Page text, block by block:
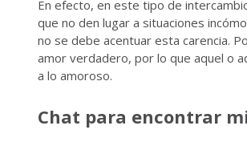
En efecto, en este tipo de
que no den lugar a situaciones
no se debe acentuar esta carencia.
amor verdadero, por lo que aquel o
a lo amoroso.
Chat para encontrar